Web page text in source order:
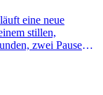
eine neue
stillen,
zwei Pausen,